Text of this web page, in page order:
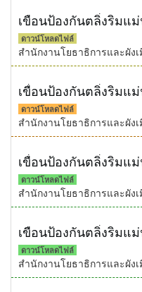
ดาวน์โหลดไฟล์
สำนักงานโยธาธิการและผัง
ดาวน์โหลดไฟล์
สำนักงานโยธาธิการและผัง
ดาวน์โหลดไฟล์
สำนักงานโยธาธิการและผัง
ดาวน์โหลดไฟล์
สำนักงานโยธาธิการและผัง